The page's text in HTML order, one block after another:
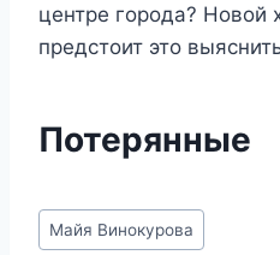
центре города? Новой
предстоит это
Потерянные
Метки
записи:
Майя Винокурова